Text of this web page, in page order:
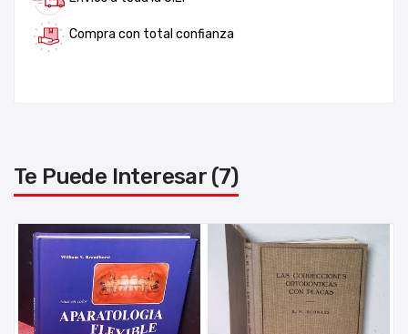
Compra con total confianza
Te Puede Interesar (7)